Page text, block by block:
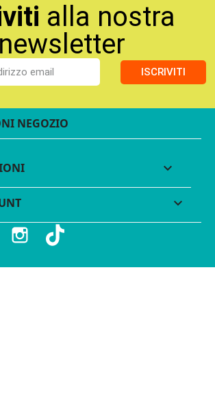
alla nostra
newsletter
ISCRIVITI
NEGOZIO


Twitter Instagram